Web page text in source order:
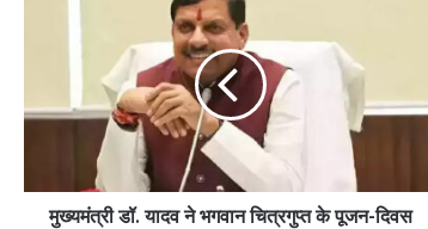
मुख्यमंत्री डॉ. यादव ने भगवान चित्रगुप्त के पूजन-दिवस